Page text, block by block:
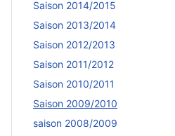
Saison 2014/2015
Saison 2013/2014
Saison 2012/2013
Saison 2011/2012
Saison 2010/2011
Saison 2009/2010
saison 2008/2009